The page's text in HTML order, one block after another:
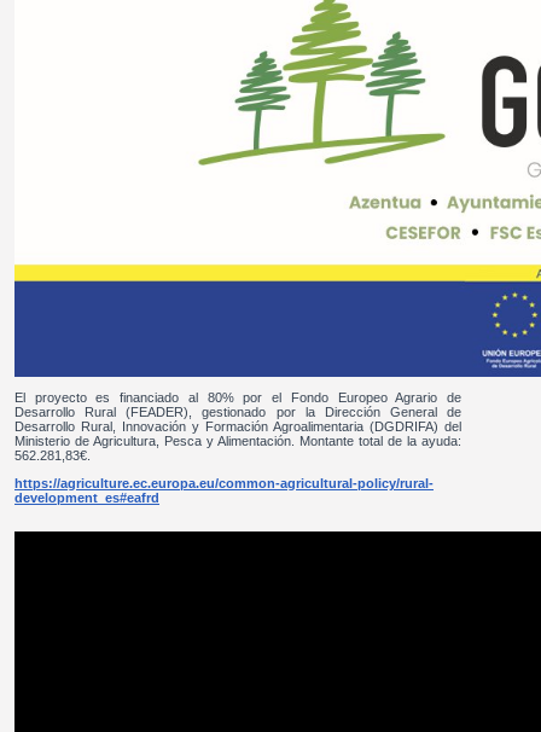
El proyecto es financiado al 80% por el Fondo Europeo Agrario de
Desarrollo Rural (FEADER), gestionado por la Dirección General de
Desarrollo Rural, Innovación y Formación Agroalimentaria (DGDRIFA) del
Ministerio de Agricultura, Pesca y Alimentación. Montante total de la ayuda:
562.281,83€.
https://agriculture.ec.europa.eu/common-agricultural-policy/rural-
development_es#eafrd